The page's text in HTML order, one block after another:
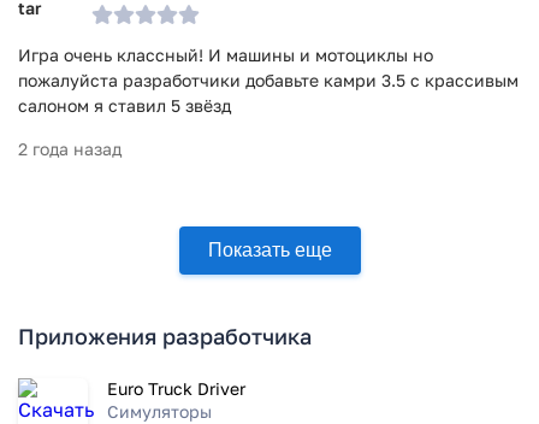
Игра очень классный! И машины и мотоциклы но
пожалуйста разработчики добавьте камри 3.5 с крассивым
салоном я ставил 5 звёзд
2 года назад
Показать еще
Приложения разработчика
Euro Truck Driver
Симуляторы